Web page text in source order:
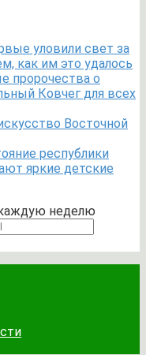
уловили свет за
как им это удалось
пророчества о
Ковчег для всех
Восточной
республики
яркие детские
каждую неделю